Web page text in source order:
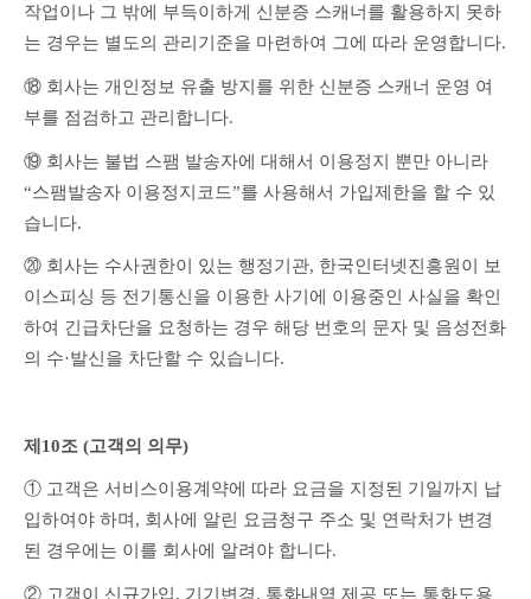
작업이나 그 밖에 부득이하게 신분증 스캐너를 활용하지 못하
는 경우는 별도의 관리기준을 마련하여 그에 따라 운영합니다.
⑱ 회사는 개인정보 유출 방지를 위한 신분증 스캐너 운영 여
부를 점검하고 관리합니다.
⑲ 회사는 불법 스팸 발송자에 대해서 이용정지 뿐만 아니라
“스팸발송자 이용정지코드”를 사용해서 가입제한을 할 수 있
습니다.
⑳ 회사는 수사권한이 있는 행정기관, 한국인터넷진흥원이 보
이스피싱 등 전기통신을 이용한 사기에 이용중인 사실을 확인
하여 긴급차단을 요청하는 경우 해당 번호의 문자 및 음성전화
의 수·발신을 차단할 수 있습니다.
제10조 (고객의 의무)
① 고객은 서비스이용계약에 따라 요금을 지정된 기일까지 납
입하여야 하며, 회사에 알린 요금청구 주소 및 연락처가 변경
된 경우에는 이를 회사에 알려야 합니다.
② 고객이 신규가입, 기기변경, 통화내역 제공 또는 통화도용